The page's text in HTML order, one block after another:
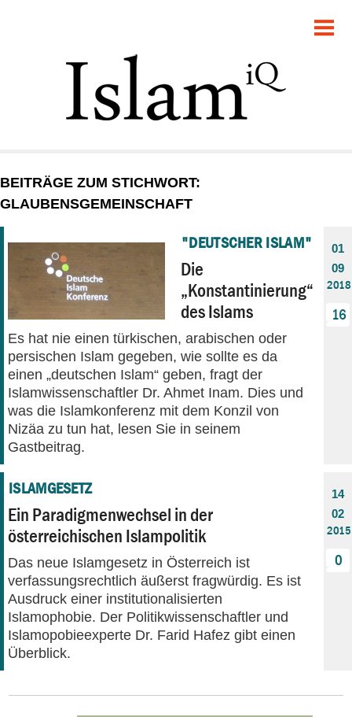
GESELLSCHAFT
STARTSEITE
PANORAMA
BEITRÄGE ZUM STICHWORT:
GLAUBENSGEMEINSCHAFT
"DEUTSCHER ISLAM"
Die
„Konstantinierung“
des Islams
Es hat nie einen türkischen, arabischen oder
persischen Islam gegeben, wie sollte es da
einen „deutschen Islam“ geben, fragt der
Islamwissenschaftler Dr. Ahmet Inam. Dies und
was die Islamkonferenz mit dem Konzil von
Nizäa zu tun hat, lesen Sie in seinem
Gastbeitrag.
01
09
2018
16
ISLAMGESETZ
Ein Paradigmenwechsel in der
österreichischen Islampolitik
Das neue Islamgesetz in Österreich ist
verfassungsrechtlich äußerst fragwürdig. Es ist
Ausdruck einer institutionalisierten
Islamophobie. Der Politikwissenschaftler und
Islamopobieexperte Dr. Farid Hafez gibt einen
Überblick.
14
02
2015
0